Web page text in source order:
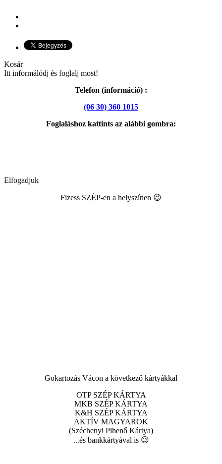
Kosár
Itt informálódj és foglalj most!
Telefon (információ) :
(06 30) 360 1015
Foglaláshoz kattints az alábbi gombra:
Elfogadjuk
Fizess SZÉP-en a helyszínen 😉
Gokartozás Vácon a következő kártyákkal
OTP SZÉP KÁRTYA
MKB SZÉP KÁRTYA
K&H SZÉP KÁRTYA
AKTÍV MAGYAROK
(Széchenyi Pihenő Kártya)
...és bankkártyával is 😉